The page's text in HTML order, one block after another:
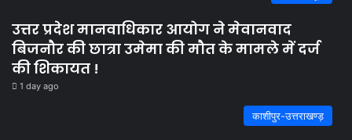
उत्तर प्रदेश मानवाधिकार आयोग ने मेवानवाद
बिजनौर की छात्रा उमेमा की मौत के मामले में दर्ज
की शिकायत !
1 day ago
काशीपुर-उत्तराखण्ड़